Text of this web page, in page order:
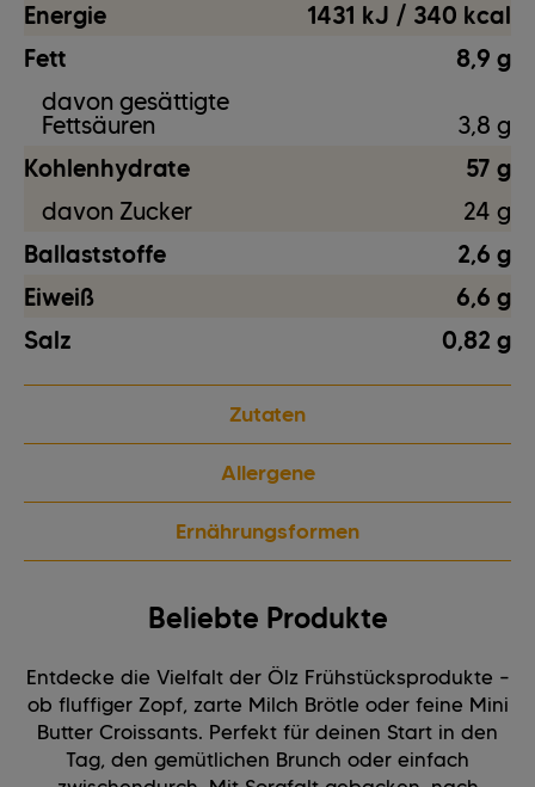
Energie
1431 kJ / 340 kcal
Fett
8,9 g
davon gesättigte
Fettsäuren
3,8 g
Kohlenhydrate
57 g
davon Zucker
24 g
Ballaststoffe
2,6 g
Eiweiß
6,6 g
Salz
0,82 g
Zutaten
Allergene
Ernährungsformen
Beliebte Produkte
Entdecke die Vielfalt der Ölz Frühstücksprodukte –
ob fluffiger Zopf, zarte Milch Brötle oder feine Mini
Butter Croissants. Perfekt für deinen Start in den
Tag, den gemütlichen Brunch oder einfach